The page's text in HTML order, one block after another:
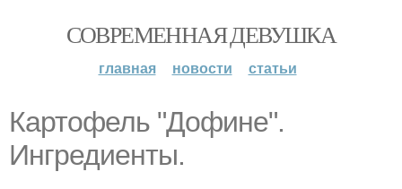
СОВРЕМЕННАЯ ДЕВУШКА
главная новости статьи
Картофель "Дофине".
Ингредиенты.